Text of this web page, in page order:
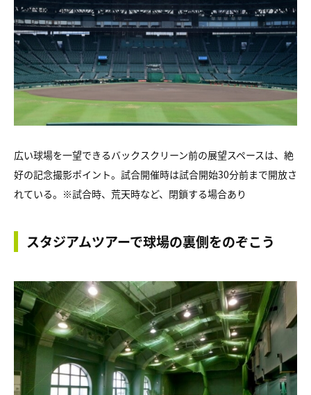
広い球場を一望できるバックスクリーン前の展望スペースは、絶
好の記念撮影ポイント。試合開催時は試合開始30分前まで開放さ
れている。※試合時、荒天時など、閉鎖する場合あり
スタジアムツアーで球場の裏側をのぞこう